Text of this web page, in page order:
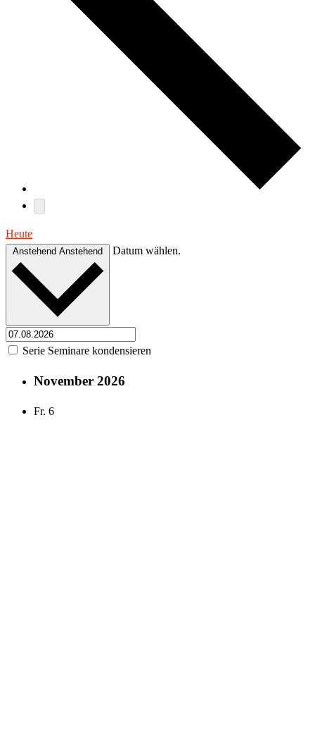
Heute
Anstehend Anstehend Datum wählen.
Serie Seminare kondensieren
November 2026
Fr. 6